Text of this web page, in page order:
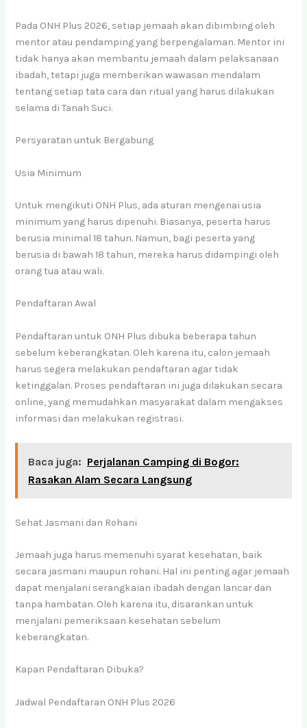
Pada ONH Plus 2026, setiap jemaah akan dibimbing oleh
mentor atau pendamping yang berpengalaman. Mentor ini
tidak hanya akan membantu jemaah dalam pelaksanaan
ibadah, tetapi juga memberikan wawasan mendalam
tentang setiap tata cara dan ritual yang harus dilakukan
selama di Tanah Suci.
Persyaratan untuk Bergabung
Usia Minimum
Untuk mengikuti ONH Plus, ada aturan mengenai usia
minimum yang harus dipenuhi. Biasanya, peserta harus
berusia minimal 18 tahun. Namun, bagi peserta yang
berusia di bawah 18 tahun, mereka harus didampingi oleh
orang tua atau wali.
Pendaftaran Awal
Pendaftaran untuk ONH Plus dibuka beberapa tahun
sebelum keberangkatan. Oleh karena itu, calon jemaah
harus segera melakukan pendaftaran agar tidak
ketinggalan. Proses pendaftaran ini juga dilakukan secara
online, yang memudahkan masyarakat dalam mengakses
informasi dan melakukan registrasi.
Baca juga: Perjalanan Camping di Bogor:
Rasakan Alam Secara Langsung
Sehat Jasmani dan Rohani
Jemaah juga harus memenuhi syarat kesehatan, baik
secara jasmani maupun rohani. Hal ini penting agar jemaah
dapat menjalani serangkaian ibadah dengan lancar dan
tanpa hambatan. Oleh karena itu, disarankan untuk
menjalani pemeriksaan kesehatan sebelum
keberangkatan.
Kapan Pendaftaran Dibuka?
Jadwal Pendaftaran ONH Plus 2026